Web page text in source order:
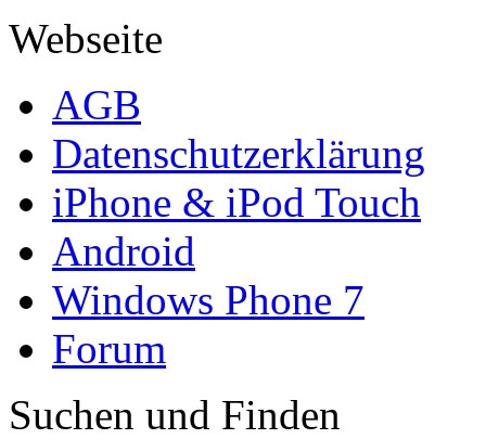
Webseite
AGB
Datenschutzerklärung
iPhone & iPod Touch
Android
Windows Phone 7
Forum
Suchen und Finden